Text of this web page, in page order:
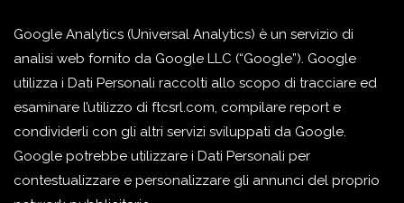
Google Analytics (Universal Analytics) è un servizio di
analisi web fornito da Google LLC (“Google”). Google
utilizza i Dati Personali raccolti allo scopo di tracciare ed
esaminare l’utilizzo di ftcsrl.com, compilare report e
condividerli con gli altri servizi sviluppati da Google.
Google potrebbe utilizzare i Dati Personali per
contestualizzare e personalizzare gli annunci del proprio